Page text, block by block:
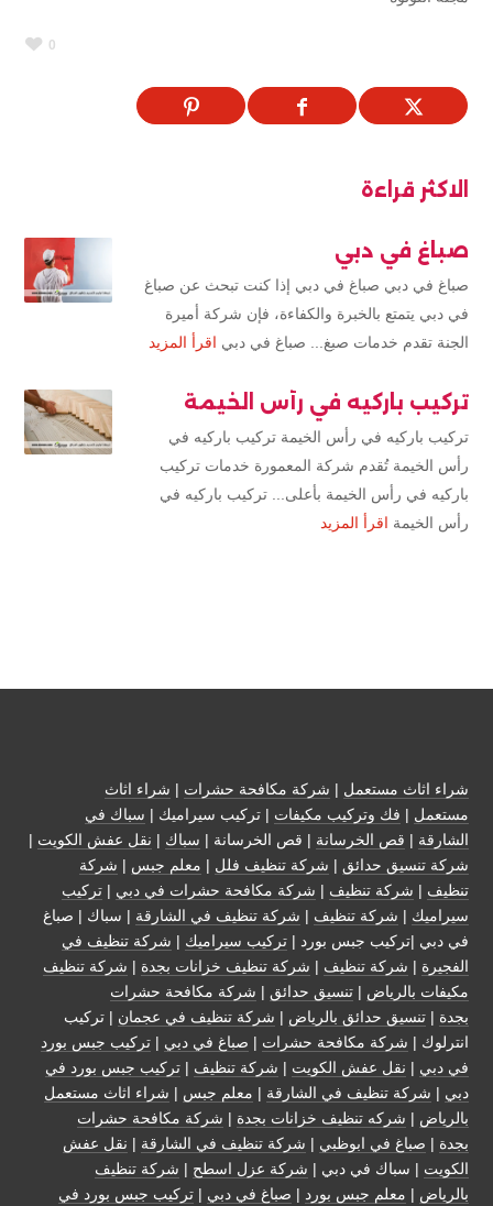
0
الاكثر قراءة
صباغ في دبي
صباغ في دبي صباغ في دبي إذا كنت تبحث عن صباغ
في دبي يتمتع بالخبرة والكفاءة، فإن شركة أميرة
الجنة تقدم خدمات صبغ... صباغ في دبي اقرأ المزيد
تركيب باركيه في رأس الخيمة
تركيب باركيه في رأس الخيمة تركيب باركيه في
رأس الخيمة تُقدم شركة المعمورة خدمات تركيب
باركيه في رأس الخيمة بأعلى... تركيب باركيه في
رأس الخيمة اقرأ المزيد
شراء اثاث مستعمل | شركة مكافحة حشرات | شراء اثاث
مستعمل | فك وتركيب مكيفات | تركيب سيراميك | سباك في
الشارقة | قص الخرسانة | قص الخرسانة | سباك | نقل عفش الكويت |
شركة تنسيق حدائق | شركة تنظيف فلل | معلم جبس | شركة
تنظيف | شركة تنظيف | شركة مكافحة حشرات في دبي | تركيب
سيراميك | شركة تنظيف | شركة تنظيف في الشارقة | سباك | صباغ
في دبي |تركيب جبس بورد | تركيب سيراميك | شركة تنظيف في
الفجيرة | شركة تنظيف | شركة تنظيف خزانات بجدة | شركة تنظيف
مكيفات بالرياض | تنسيق حدائق | شركة مكافحة حشرات
بجدة | تنسيق حدائق بالرياض | شركة تنظيف في عجمان | تركيب
انترلوك | شركة مكافحة حشرات | صباغ في دبي | تركيب جبس بورد
في دبي | نقل عفش الكويت | شركة تنظيف | تركيب جبس بورد في
دبي | شركة تنظيف في الشارقة | معلم جبس | شراء اثاث مستعمل
بالرياض | شركه تنظيف خزانات بجدة | شركة مكافحة حشرات
بجدة | صباغ في ابوظبي | شركة تنظيف في الشارقة | نقل عفش
الكويت | سباك في دبي | شركة عزل اسطح | شركة تنظيف
بالرياض | معلم جبس بورد | صباغ في دبي | تركيب جبس بورد في